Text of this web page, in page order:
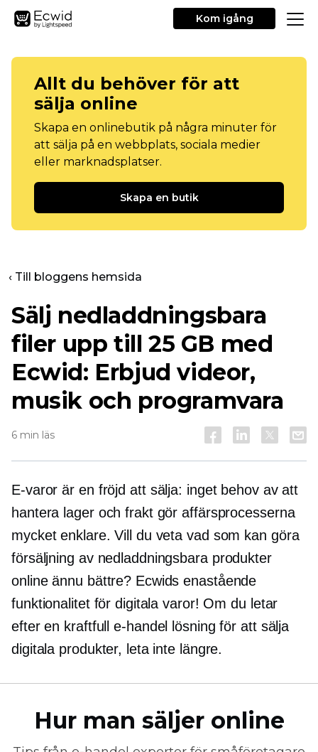
Kom igång
Allt du behöver för att
sälja online
Skapa en onlinebutik på några minuter för
att sälja på en webbplats, sociala medier
eller marknadsplatser.
Skapa en butik
‹ Till bloggens hemsida
Sälj nedladdningsbara
filer upp till 25 GB med
Ecwid: Erbjud videor,
musik och programvara
6 min läs
E-varor är en fröjd att sälja: inget behov av att
hantera lager och frakt gör affärsprocesserna
mycket enklare. Vill du veta vad som kan göra
försäljning av nedladdningsbara produkter
online ännu bättre? Ecwids enastående
funktionalitet för digitala varor! Om du letar
efter en kraftfulle-handel lösning för att sälja
digitala produkter, leta inte längre.
Hur man säljer online